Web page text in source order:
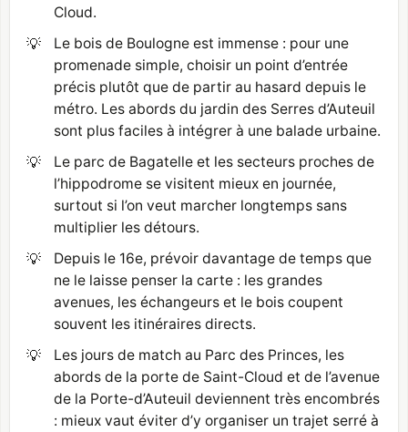
Cloud.
💡
Le bois de Boulogne est immense : pour une
promenade simple, choisir un point d’entrée
précis plutôt que de partir au hasard depuis le
métro. Les abords du jardin des Serres d’Auteuil
sont plus faciles à intégrer à une balade urbaine.
💡
Le parc de Bagatelle et les secteurs proches de
l’hippodrome se visitent mieux en journée,
surtout si l’on veut marcher longtemps sans
multiplier les détours.
💡
Depuis le 16e, prévoir davantage de temps que
ne le laisse penser la carte : les grandes
avenues, les échangeurs et le bois coupent
souvent les itinéraires directs.
💡
Les jours de match au Parc des Princes, les
abords de la porte de Saint-Cloud et de l’avenue
de la Porte-d’Auteuil deviennent très encombrés
: mieux vaut éviter d’y organiser un trajet serré à